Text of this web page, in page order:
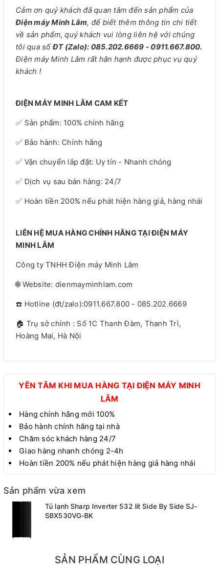
Cảm ơn quý khách đã quan tâm đến sản phẩm của
Điện máy Minh Lâm, để biết thêm thông tin chi tiết
về sản phẩm, quý khách vui lòng liên hệ với chúng
tôi qua sốĐT (Zalo): 085.202.6669 - 0911.667.800.
Điện máy Minh Lâm rất hân hạnh được phục vụ quý
khách !
ĐIỆN MÁY MINH LÂM CAM KẾT
✅ Sản phẩm: 100% chính hãng
✅ Bảo hành: Chính hãng
✅ Vận chuyển lắp đặt: Uy tín - Nhanh chóng
✅ Dịch vụ sau bán hàng: 24/7
✅ Hoàn tiền 200% nếu phát hiện hàng giả, hàng nhái
LIÊN HỆ MUA HÀNG CHÍNH HÃNG TẠI ĐIỆN MÁY
MINH LÂM
Công ty TNHH Điện máy Minh Lâm
🌐 Website: dienmayminhlam.com
☎️ Hotline (đt/zalo):0911.667.800 - 085.202.6669
🏠 Trụ sở chính : Số 1C Thanh Đàm, Thanh Trì,
Hoàng Mai, Hà Nội
YÊN TÂM KHI MUA HÀNG TẠI ĐIỆN MÁY MINH
LÂM
Hàng chính hãng mới 100%
Bảo hành chính hãng tại nhà
Chăm sóc khách hàng 24/7
Giao hàng nhanh chóng 2-4h
Hoàn tiền 200% nếu phát hiện hàng giả hàng nhái
Sản phẩm vừa xem
Tủ lạnh Sharp Inverter 532 lít Side By Side SJ-
SBX530VG-BK
SẢN PHẨM CÙNG LOẠI